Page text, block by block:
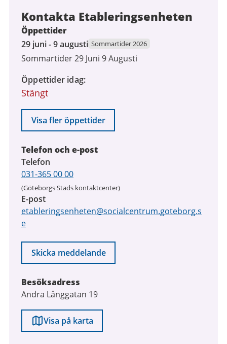
Kontakta Etableringsenheten
Öppettider
29
juni
till
9
2026
29 juni - 9 augusti Sommartider 2026
Sommartider 29 Juni 9 Augusti
Öppettider idag
Stängt
Visa fler öppettider
Telefon och e-post
Telefon
031-365 00 00
(Göteborgs Stads kontaktcenter)
E-post
etableringsenheten@socialcentrum.goteborg.s
e
Skicka meddelande
Besöksadress
Andra Långgatan 19
Visa på karta